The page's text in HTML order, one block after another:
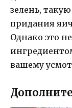
зелень,
придания
Однако это
вашему